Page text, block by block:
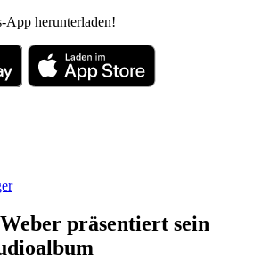
App herunterladen!
präsentiert sein